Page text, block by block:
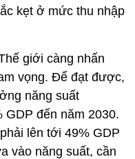
kẹt ở mức thu nhập
giới càng nhấn
vọng. Để đạt được,
năng suất
GDP đến năm 2030.
lên tới 49% GDP
vào năng suất, cần